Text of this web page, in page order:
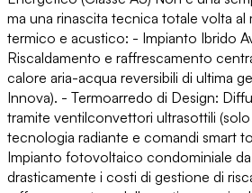
ma una rinascita tecnica totale volta
termico e acustico: - Impianto Ibrido
Riscaldamento e raffrescamento
calore aria-acqua reversibili di ultima
Innova). - Termoarredo di Design:
tramite ventilconvettori ultrasottili
tecnologia radiante e comandi smart
Impianto fotovoltaico condominiale
drasticamente i costi di gestione di